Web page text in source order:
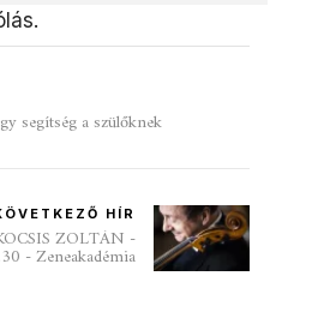
segítség a szülőknek
HÍR
ZOLTÁN -
- Zeneakadémia